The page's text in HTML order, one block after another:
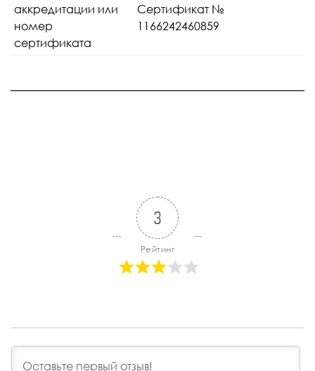
аккредитации или
номер
сертификата
Сертификат №
1166242460859
3
Рейтинг